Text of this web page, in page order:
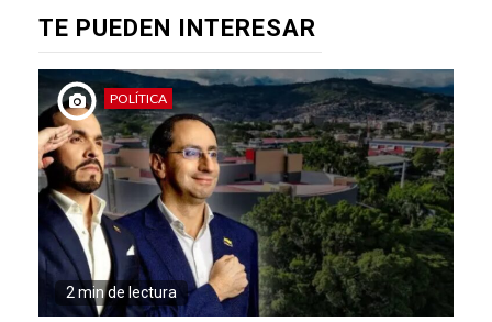
TE PUEDEN INTERESAR
POLÍTICA
2 min de lectura